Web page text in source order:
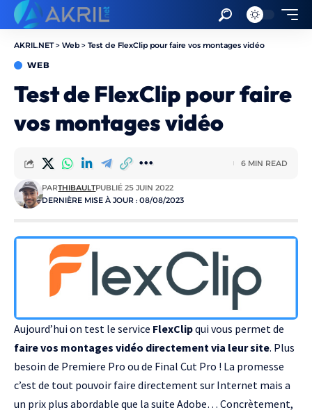
AKRIL.NET> Web> Test de FlexClip pour faire vos montages vidéo
WEB
Test de FlexClip pour faire
vos montages vidéo
DERNIÈRE MISE À JOUR : 08/08/2023
PARTHIBAULTPUBLIÉ 25 JUIN 2022
6 MIN READ
Aujourd’hui on test le service FlexClipqui vous permet de
faire vos montages vidéo directement via leur site. Plus
besoin de Premiere Pro ou de Final Cut Pro ! La promesse
c’est de tout pouvoir faire directement sur Internet mais a
un prix plus abordable que la suite Adobe… Concrètement,